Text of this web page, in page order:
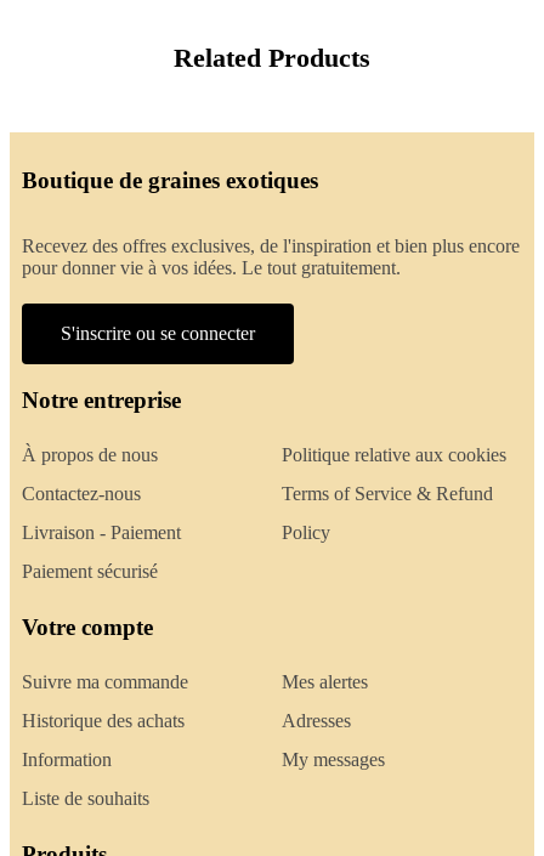
Related Products
Boutique de graines exotiques
Recevez des offres exclusives, de l'inspiration et bien plus encore
pour donner vie à vos idées. Le tout gratuitement.
S'inscrire ou se connecter
Notre entreprise
À propos de nous
Contactez-nous
Livraison - Paiement
Paiement sécurisé
Politique relative aux cookies
Terms of Service & Refund
Policy
Votre compte
Suivre ma commande
Historique des achats
Information
Liste de souhaits
Mes alertes
Adresses
My messages